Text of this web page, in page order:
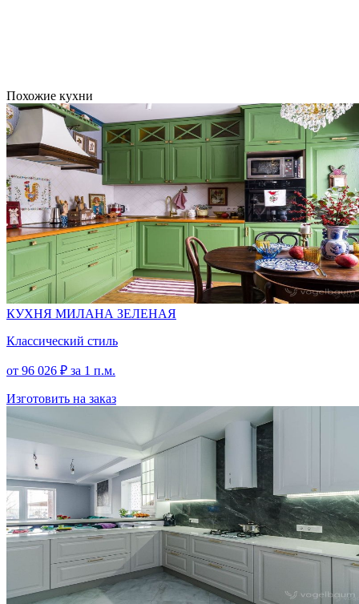
КАШЕМИР
СЕРЫЙ
КУБАНИТ
СЕРЫЙ
СЕРЫЙ
КАМЕНЬ
СЕРЫЙ
Похожие кухни
КУХНЯ МИЛАНА ЗЕЛЕНАЯ
Классический стиль
от 96 026 ₽ за 1 п.м.
Изготовить на заказ